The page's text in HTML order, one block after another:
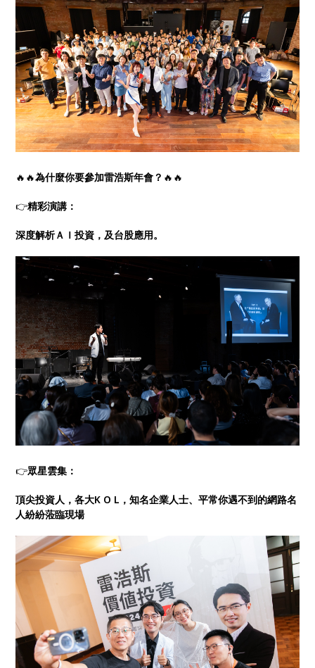
🔥🔥為什麼你要參加雷浩斯年會？ 🔥🔥
👉精彩演講：
深度解析ＡＩ投資，及台股應用。
👉眾星雲集：
頂尖投資人，各大K O L，知名企業人士、平常你遇不到的網路名
人紛紛蒞臨現場